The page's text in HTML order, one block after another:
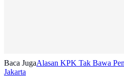
Baca JugaAlasan KPK Tak Bawa
Jakarta